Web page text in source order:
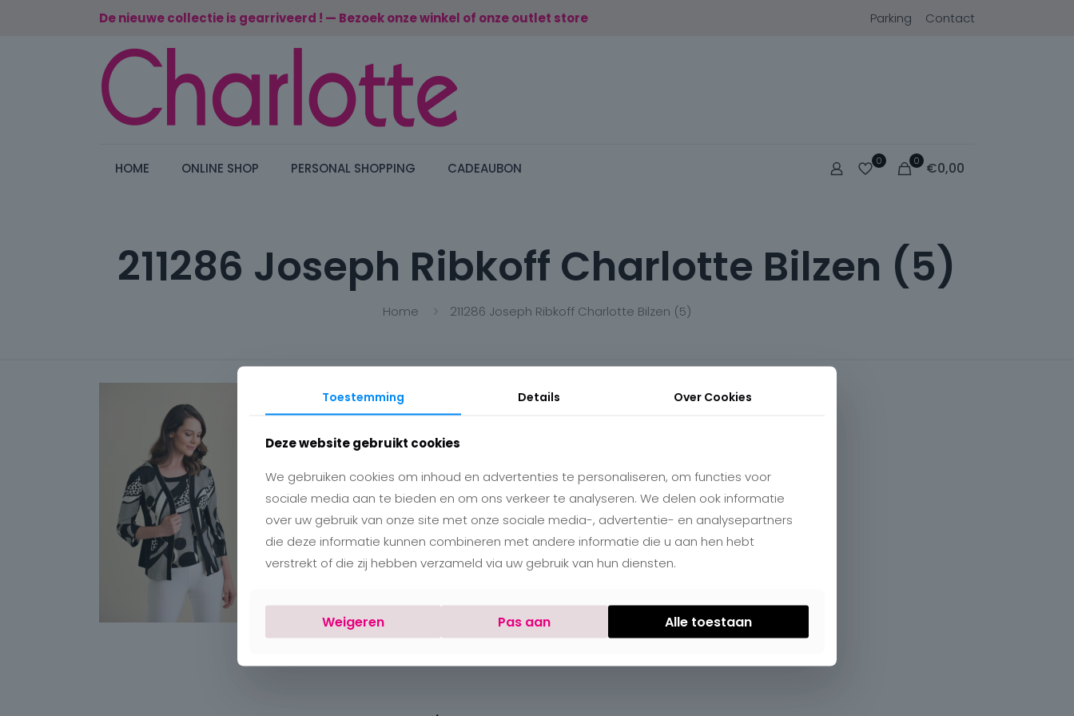
De nieuwe collectie is gearriveerd ! — Bezoek onze winkel of onze outlet store Parking Contact
HOME ONLINE SHOP PERSONAL SHOPPING CADEAUBON 0 0 €0,00
211286 Joseph Ribkoff Charlotte Bilzen (5)
Home 211286 Joseph Ribkoff Charlotte Bilzen (5)
Toestemming Details Over Cookies
Deze website gebruikt cookies
We gebruiken cookies om inhoud en advertenties te personaliseren, om functies voor
sociale media aan te bieden en om ons verkeer te analyseren. We delen ook informatie
over uw gebruik van onze site met onze sociale media-, advertentie- en analysepartners
die deze informatie kunnen combineren met andere informatie die u aan hen hebt
verstrekt of die zij hebben verzameld via uw gebruik van hun diensten.
Weigeren Pas aan Alle toestaan